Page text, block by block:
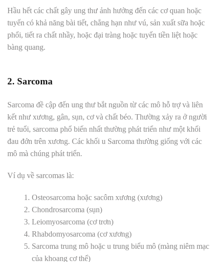
Hầu hết các chất gây ung thư ảnh hưởng đến các cơ quan hoặc
tuyến có khả năng bài tiết, chẳng hạn như vú, sản xuất sữa hoặc
phổi, tiết ra chất nhầy, hoặc đại tràng hoặc tuyến tiền liệt hoặc
bàng quang.
2. Sarcoma
Sarcoma đề cập đến ung thư bắt nguồn từ các mô hỗ trợ và liên
kết như xương, gân, sụn, cơ và chất béo. Thường xảy ra ở người
trẻ tuổi, sarcoma phổ biến nhất thường phát triển như một khối
đau đớn trên xương. Các khối u Sarcoma thường giống với các
mô mà chúng phát triển.
Ví dụ về sarcomas là:
Osteosarcoma hoặc sacôm xương (xương)
Chondrosarcoma (sụn)
Leiomyosarcoma (cơ trơn)
Rhabdomyosarcoma (cơ xương)
Sarcoma trung mô hoặc u trung biểu mô (màng niêm mạc
của khoang cơ thể)